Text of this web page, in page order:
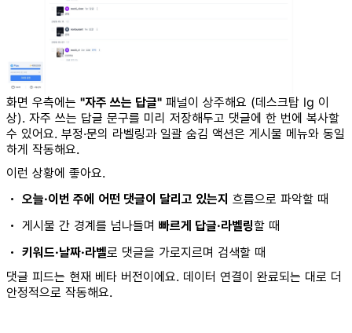
화면 우측에는 "자주 쓰는 답글" 패널이 상주해요 (데스크탑 lg 이
상). 자주 쓰는 답글 문구를 미리 저장해두고 댓글에 한 번에 복사할
수 있어요. 부정·문의 라벨링과 일괄 숨김 액션은 게시물 메뉴와 동일
하게 작동해요.
이런 상황에 좋아요.
• 오늘·이번 주에 어떤 댓글이 달리고 있는지 흐름으로 파악할 때
• 게시물 간 경계를 넘나들며 빠르게 답글·라벨링할 때
• 키워드·날짜·라벨로 댓글을 가로지르며 검색할 때
댓글 피드는 현재 베타 버전이에요. 데이터 연결이 완료되는 대로 더
안정적으로 작동해요.